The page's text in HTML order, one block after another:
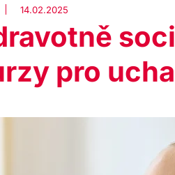
14.02.2025
pro